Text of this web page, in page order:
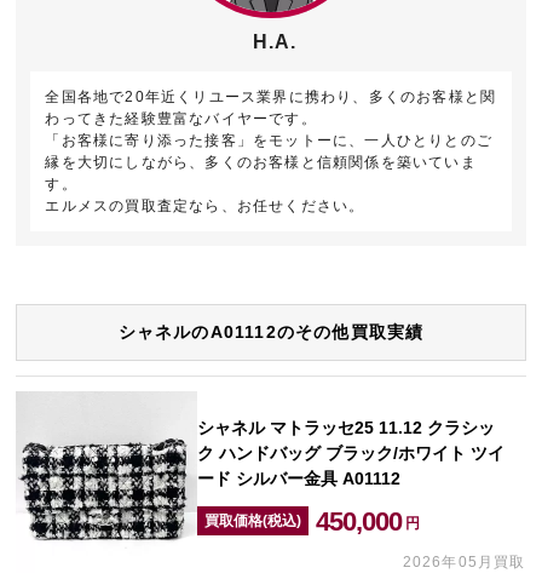
H.A.
全国各地で20年近くリユース業界に携わり、多くのお客様と関
わってきた経験豊富なバイヤーです。
「お客様に寄り添った接客」をモットーに、一人ひとりとのご
縁を大切にしながら、多くのお客様と信頼関係を築いていま
す。
エルメスの買取査定なら、お任せください。
シャネルのA01112のその他買取実績
シャネル マトラッセ25 11.12 クラシッ
ク ハンドバッグ ブラック/ホワイト ツイ
ード シルバー金具 A01112
買取価格(税込) 450,000 円
2026年05月買取